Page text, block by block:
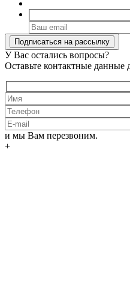
У Вас остались вопросы?
Оставьте контактные данные
и мы Вам перезвоним.
+